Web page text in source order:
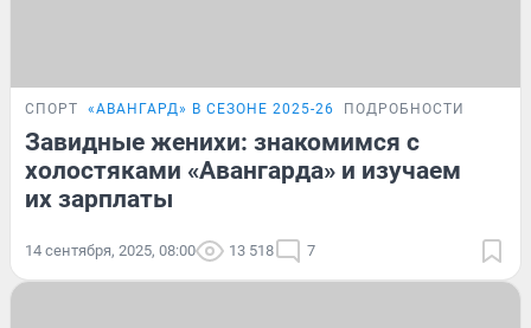
СПОРТ «‎АВАНГАРД» В СЕЗОНЕ 2025-26 ПОДРОБНОСТИ
Завидные женихи: знакомимся с
холостяками «Авангарда» и изучаем
их зарплаты
14 сентября, 2025, 08:00 13 518 7